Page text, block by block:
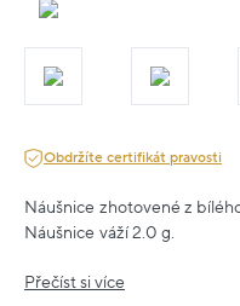
Obdržíte certifikát pravosti
Náušnice zhotovené z
Náušnice váží 2.0 g.
Přečíst si více